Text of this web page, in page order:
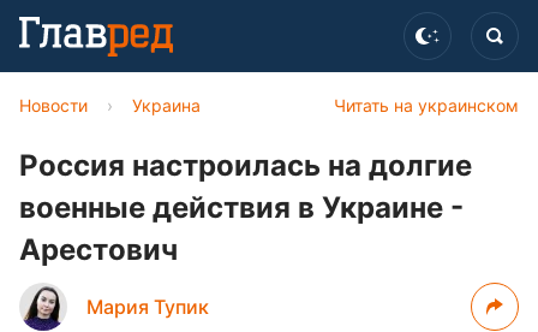
Читать на украинском
Новости › Украина
Россия настроилась на долгие
военные действия в Украине -
Арестович
Мария Тупик